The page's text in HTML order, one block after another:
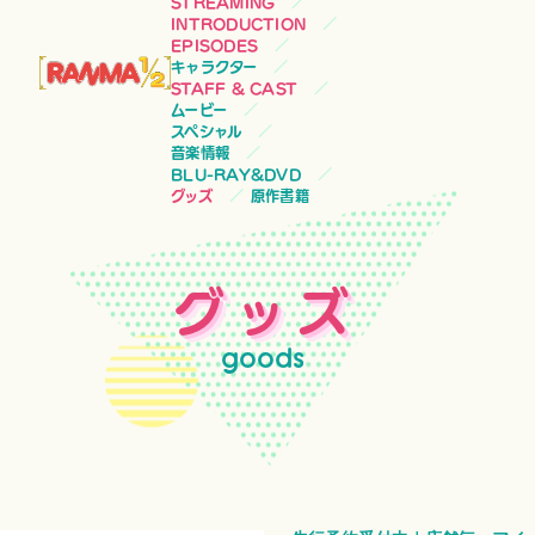
INTRODUCTION
EPISODES
キャラクター
STAFF & CAST
ムービー
スペシャル
音楽情報
BLU-RAY&DVD
グッズ
原作書籍
グッズ
goods